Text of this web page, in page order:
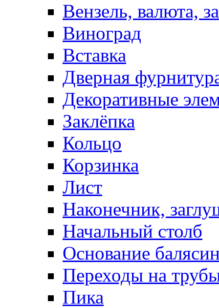
Вензель, валюта,
Виноград
Вставка
Дверная
Декоративные
Заклёпка
Кольцо
Корзинка
Лист
Наконечник,
Начальный столб
Основание
Переходы на
Пика